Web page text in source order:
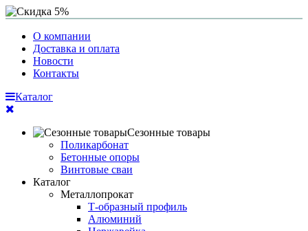
О компании
Доставка и оплата
Новости
Контакты
Каталог
Сезонные товары
Поликарбонат
Бетонные опоры
Винтовые сваи
Каталог
Металлопрокат
Т-образный профиль
Алюминий